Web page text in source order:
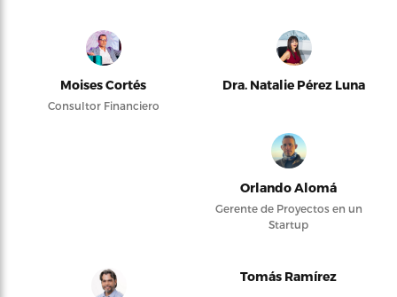
Moises Cortés
Consultor Financiero
Dra. Natalie Pérez Luna
Orlando Alomá
Gerente de Proyectos en un
Startup
Tomás Ramírez